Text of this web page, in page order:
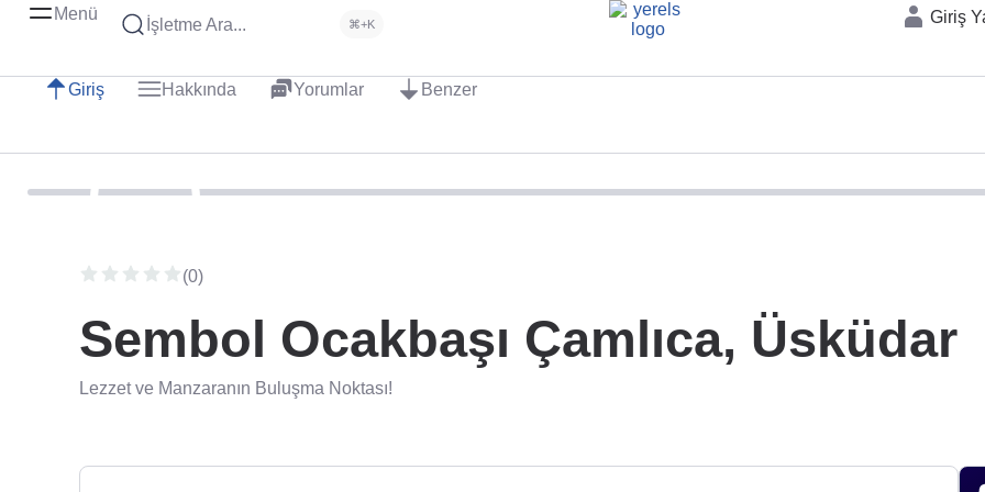
Menü
İşletme Ara... ⌘+K Giriş
Giriş Hakkında Yorumlar Benzer
(0)
Sembol Ocakbaşı Çamlıca, Üsküdar
Lezzet ve Manzaranın Buluşma Noktası!